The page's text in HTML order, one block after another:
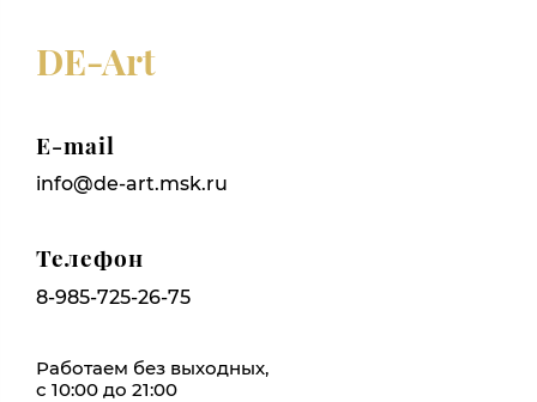
DE-Art
E-mail
info@de-art.msk.ru
Телефон
8-985-725-26-75
Работаем без выходных,
с 10:00 до 21:00